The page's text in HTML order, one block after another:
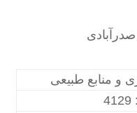
و منابع طبیعی